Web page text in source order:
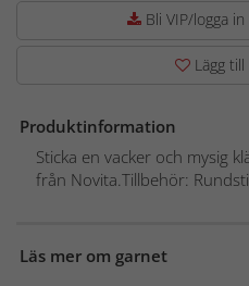
Bli VIP/logga
Lägg
Produktinformation
Sticka en vacker och mysig
från Novita.Tillbehör:
Läs mer om garnet